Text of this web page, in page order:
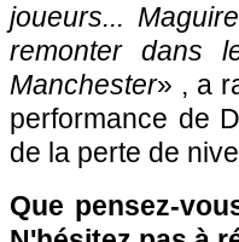
joueurs...
remonter dans
Manchester» , a
performance de
de la perte de
Que pensez-